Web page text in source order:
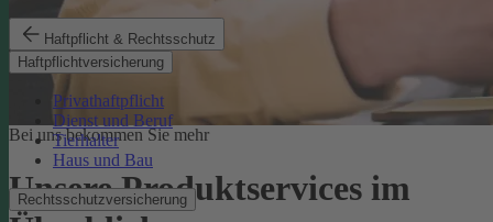
Haftpflicht & Rechtsschutz
Haftpflichtversicherung
Privathaftpflicht
Dienst und Beruf
Tierhalter
Haus und Bau
Rechtsschutzversicherung
Bei uns bekommen Sie mehr
Unsere Produktservices im